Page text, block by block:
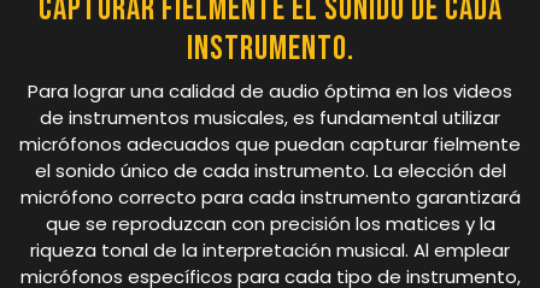
capturar fielmente el sonido de cada
instrumento.
Para lograr una calidad de audio óptima en los videos
de instrumentos musicales, es fundamental utilizar
micrófonos adecuados que puedan capturar fielmente
el sonido único de cada instrumento. La elección del
micrófono correcto para cada instrumento garantizará
que se reproduzcan con precisión los matices y la
riqueza tonal de la interpretación musical. Al emplear
micrófonos específicos para cada tipo de instrumento,